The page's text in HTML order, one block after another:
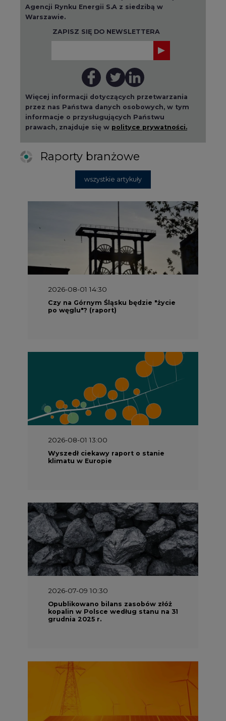
Agencji Rynku Energii S.A z siedzibą w
Warszawie.
ZAPISZ SIĘ DO NEWSLETTERA
Więcej informacji dotyczących przetwarzania
przez nas Państwa danych osobowych, w tym
informacje o przysługujących Państwu
prawach, znajduje się w polityce prywatności.
Raporty branżowe
wszystkie artykuły
2026-08-01 14:30
Czy na Górnym Śląsku będzie "życie
po węglu"? (raport)
2026-08-01 13:00
Wyszedł ciekawy raport o stanie
klimatu w Europie
2026-07-09 10:30
Opublikowano bilans zasobów złóż
kopalin w Polsce według stanu na 31
grudnia 2025 r.